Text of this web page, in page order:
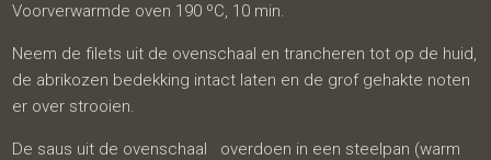
Voorverwarmde oven 190 ºC, 10 min.
Neem de filets uit de ovenschaal en trancheren tot op de huid,
de abrikozen bedekking intact laten en de grof gehakte noten
er over strooien.
De saus uit de ovenschaal overdoen in een steelpan (warm